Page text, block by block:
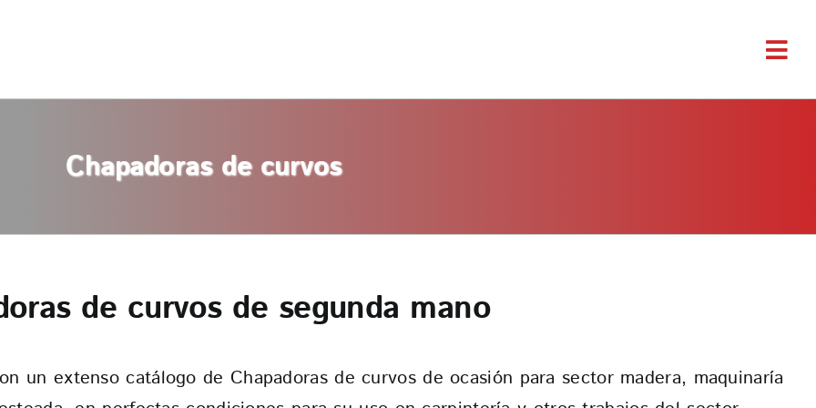
Chapadoras de curvos
de curvos de segunda mano
un extenso catálogo de Chapadoras de curvos de ocasión para sector madera, maquinaría